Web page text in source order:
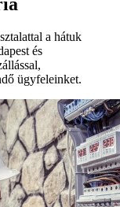
a hátuk
és
ügyfeleinket.